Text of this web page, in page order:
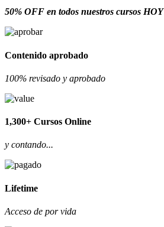
50% OFF en todos nuestros cursos HOY
Contenido aprobado
100% revisado y aprobado
1,300+ Cursos Online
y contando...
Lifetime
Acceso de por vida